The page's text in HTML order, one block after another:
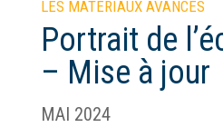
LES MATÉRIAUX AVANCÉS
Portrait de
– Mise à jour
MAI 2024